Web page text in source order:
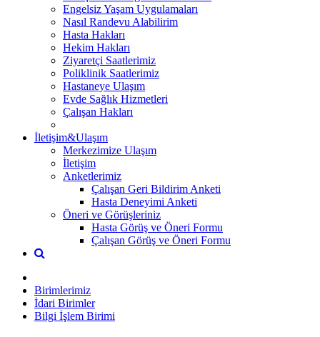
Engelsiz Yaşam Uygulamaları
Nasıl Randevu Alabilirim
Hasta Hakları
Hekim Hakları
Ziyaretçi Saatlerimiz
Poliklinik Saatlerimiz
Hastaneye Ulaşım
Evde Sağlık Hizmetleri
Çalışan Hakları
İletişim&Ulaşım
Merkezimize Ulaşım
İletişim
Anketlerimiz
Çalışan Geri Bildirim Anketi
Hasta Deneyimi Anketi
Öneri ve Görüşleriniz
Hasta Görüş ve Öneri Formu
Çalışan Görüş ve Öneri Formu
Birimlerimiz
İdari Birimler
Bilgi İşlem Birimi